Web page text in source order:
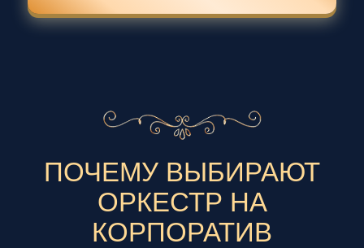
ПОЧЕМУ ВЫБИРАЮТ
ОРКЕСТР НА
КОРПОРАТИВ